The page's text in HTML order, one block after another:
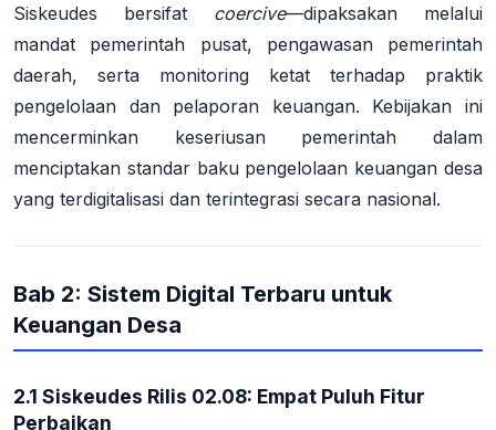
Siskeudes bersifat coercive—dipaksakan melalui
mandat pemerintah pusat, pengawasan pemerintah
daerah, serta monitoring ketat terhadap praktik
pengelolaan dan pelaporan keuangan. Kebijakan ini
mencerminkan keseriusan pemerintah dalam
menciptakan standar baku pengelolaan keuangan desa
yang terdigitalisasi dan terintegrasi secara nasional.
Bab 2: Sistem Digital Terbaru untuk
Keuangan Desa
2.1 Siskeudes Rilis 02.08: Empat Puluh Fitur
Perbaikan